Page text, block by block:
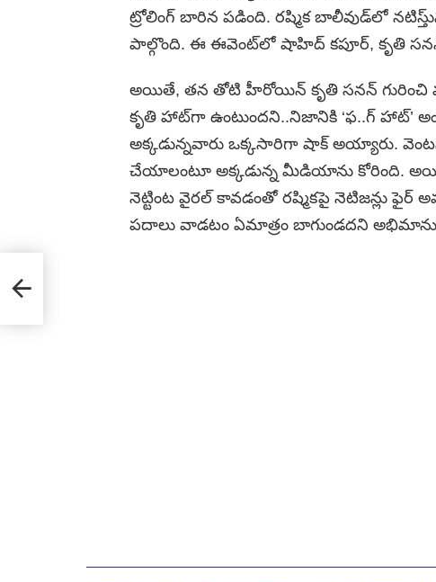
ట్రోలింగ్ బారిన పడింది. రష్మిక బాలీవుడ్‌లో
పాల్గొంది. ఈ ఈవెంట్‌లో షాహిద్ కపూర్, కృతి
అయితే, తన తోటి హీరోయిన్ కృతి సనన్ గురించి
కృతి హాట్‌గా ఉంటుందని..నిజానికి ‘ఫ..గ్ హాట్’
అక్కడున్నవారు ఒక్కసారిగా షాక్ అయ్యారు.
చేయాలంటూ అక్కడున్న మీడియాను కోరింది.
నెట్టింట వైరల్ కావడంతో రష్మికపై నెటిజన్లు ఫైర్
పదాలు వాడటం ఏమాత్రం బాగుండదని
in